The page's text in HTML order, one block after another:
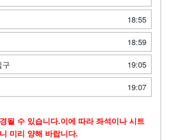
18:55
18:59
19:05
19:07
될 수 있습니다.이에 따라 좌석이나 시트
미리 양해 바랍니다.